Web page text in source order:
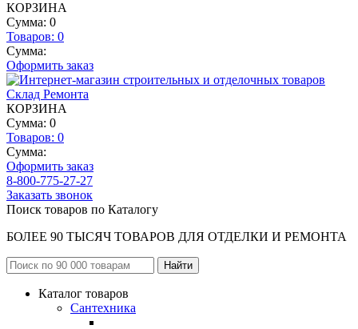
КОРЗИНА
Сумма: 0
Товаров: 0
Сумма:
Оформить заказ
КОРЗИНА
Сумма: 0
Товаров: 0
Сумма:
Оформить заказ
8-800-775-27-27
Заказать звонок
Поиск товаров по Каталогу
БОЛЕЕ 90 ТЫСЯЧ ТОВАРОВ ДЛЯ ОТДЕЛКИ И РЕМОНТА
Каталог товаров
Сантехника